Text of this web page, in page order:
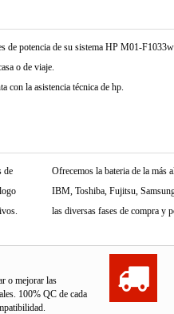
de potencia de su sistema HP M01-
o de viaje.
con la asistencia técnica de hp.
de
Ofrecemos la bateria de la
IBM, Toshiba, Fujitsu,
las diversas fases de compra y
o mejorar las
100% QC de cada